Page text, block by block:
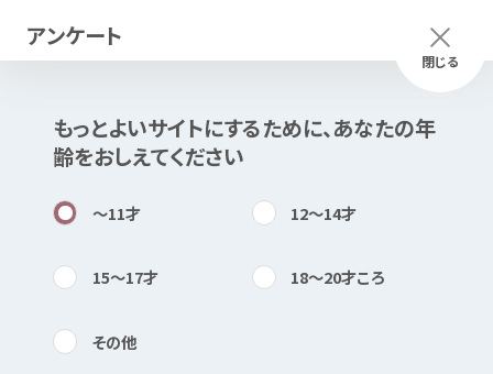
内検索
ふりがな つかいかた メニュー
閉じる
アンケート
もっとよいサイトにするために、あなたの年
齢をおしえてください
〜11才 12〜14才
15〜17才 18〜20才ころ
その他
このページは公開情報をもとに
Mexで作成